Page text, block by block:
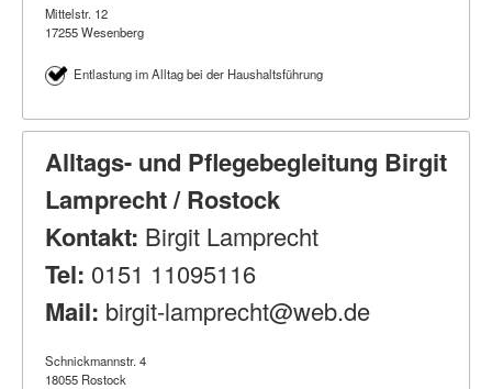
Mittelstr. 12
17255 Wesenberg
Entlastung im Alltag bei der Haushaltsführung
Alltags- und Pflegebegleitung Birgit
Lamprecht / Rostock
Kontakt: Birgit Lamprecht
Tel: 0151 11095116
Mail: birgit-lamprecht@web.de
Schnickmannstr. 4
18055 Rostock